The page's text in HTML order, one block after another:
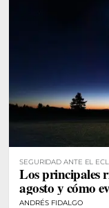
SEGURIDAD ANTE EL
Los principales
agosto y cómo
ANDRÉS FIDALGO